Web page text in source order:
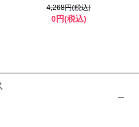
4,268円(税込)
0円(税込)